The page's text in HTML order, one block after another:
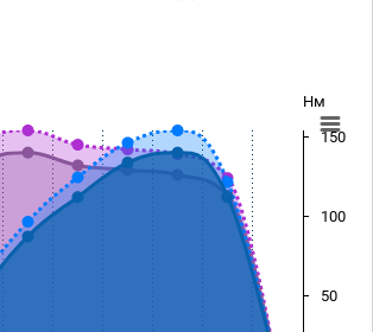
Нм
50
100
150